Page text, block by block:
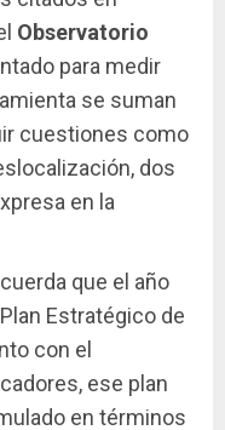
Observatorio
para medir
se suman
cuestiones como
dos
en la
que el año
Estratégico de
con el
ese plan
en términos